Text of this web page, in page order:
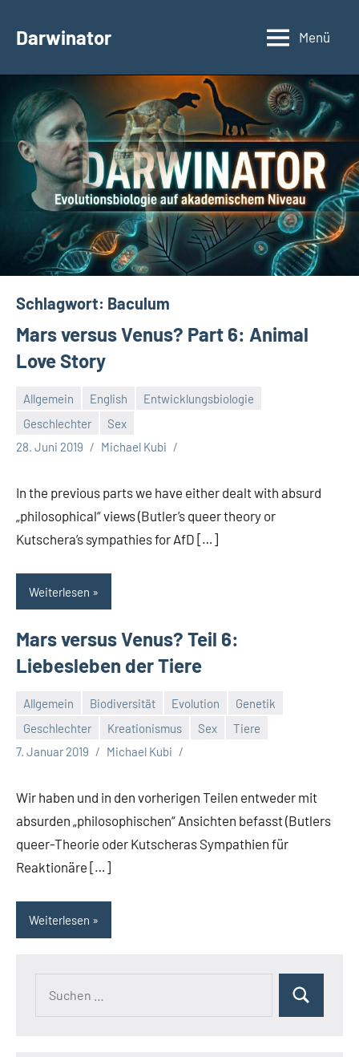
InhaltDarwinator
Evolutionsbiologie
Menü
Schlagwort: Baculum
Mars versus Venus? Part 6: Animal
Love Story
Allgemein English
Entwicklungsbiologie
Geschlechter
Sex
28. Juni 2019
Michael Kubi
In the previous parts we have either dealt with absurd
„philosophical“ views (Butler’s queer theory or
Kutschera’s sympathies for AfD […]
Weiterlesen
Mars versus Venus? Teil 6:
Liebesleben der Tiere
Allgemein Biodiversität Evolution
Genetik
Geschlechter
Kreationismus Sex
Tiere
7. Januar 2019
Michael Kubi
Wir haben und in den vorherigen Teilen entweder mit
absurden „philosophischen“ Ansichten befasst (Butlers
queer-Theorie oder Kutscheras Sympathien für
Reaktionäre […]
Weiterlesen
Suchen